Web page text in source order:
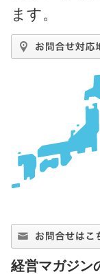
ます。
経営マガジン